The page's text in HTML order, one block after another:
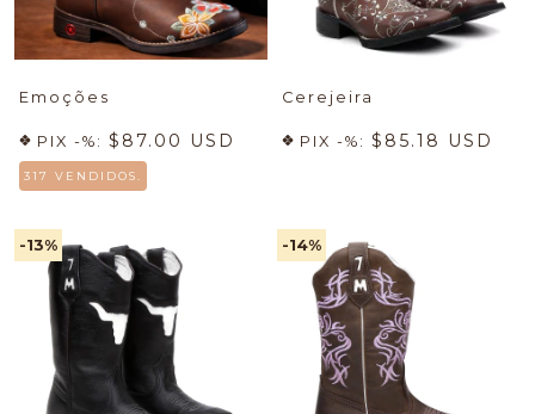
Emoções
PIX -%: $87.00 USD
317 VENDIDOS.
Cerejeira
PIX -%: $85.18 USD
-13% -14%